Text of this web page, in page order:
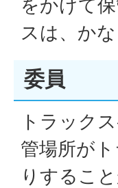
をかけて
スは、か
委員
トラック
管場所が
りするこ